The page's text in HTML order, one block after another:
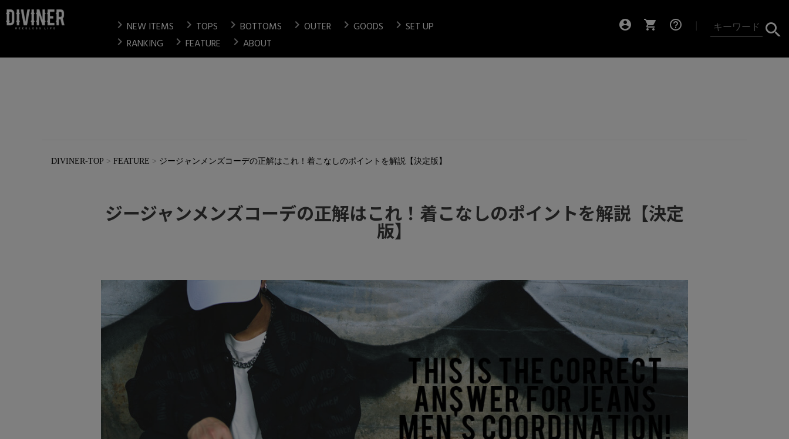
chevron_right NEW ITEMS chevron_right TOPS chevron_right BOTTOMS chevron_right OUTER chevron_right GOODS chevron_right SET UP
chevron_right RANKING chevron_right FEATURE chevron_right ABOUT
account_circle shopping_cart help_outline
DIVINER-TOP FEATURE ジージャンメンズコーデの正解はこれ！着こなしのポイントを解説【決定版】
ジージャンメンズコーデの正解はこれ！着こなしのポイントを解説【決定
版】